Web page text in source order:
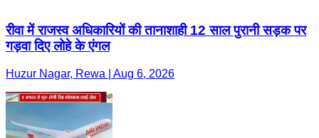
रीवा में राजस्व अधिकारियों की तानाशाही 12 साल पुरानी सड़क पर
गड़वा दिए लोहे के एंगल
Huzur Nagar, Rewa | Aug 6, 2026